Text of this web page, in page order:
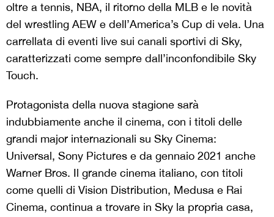
oltre a tennis, NBA, il ritorno della MLB e le novità
del wrestling AEW e dell’America’s Cup di vela. Una
carrellata di eventi live sui canali sportivi di Sky,
caratterizzati come sempre dall’inconfondibile Sky
Touch.
Protagonista della nuova stagione sarà
indubbiamente anche il cinema, con i titoli delle
grandi major internazionali su Sky Cinema:
Universal, Sony Pictures e da gennaio 2021 anche
Warner Bros. Il grande cinema italiano, con titoli
come quelli di Vision Distribution, Medusa e Rai
Cinema, continua a trovare in Sky la propria casa,